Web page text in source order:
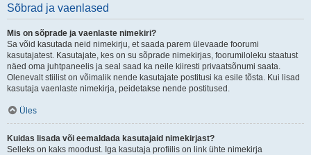
Sõbrad ja vaenlased
Mis on sõprade ja vaenlaste nimekiri?
Sa võid kasutada neid nimekirju, et saada parem ülevaade foorumi
kasutajatest. Kasutajate, kes on su sõprade nimekirjas, foorumiloleku staatust
näed oma juhtpaneelis ja seal saad ka neile kiiresti privaatsõnumi saata.
Olenevalt stiilist on võimalik nende kasutajate postitusi ka esile tõsta. Kui lisad
kasutaja vaenlaste nimekirja, peidetakse nende postitused.
Üles
Kuidas lisada või eemaldada kasutajaid nimekirjast?
Selleks on kaks moodust. Iga kasutaja profiilis on link ühte nimekirja